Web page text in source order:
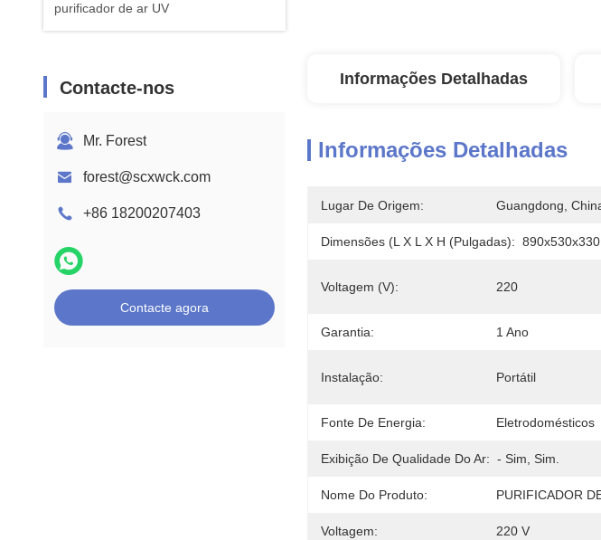
purificador de ar UV
Contacte-nos
Mr. Forest
forest@scxwck.com
+86 18200207403
Contacte agora
Informações Detalhadas
Informações Detalhadas
Lugar De Origem: Guangdong,
Dimensões (L X L X H (pulgadas):
Voltagem (V): 220
Garantia: 1 Ano
Instalação: Portátil
Fonte De Energia: Eletrodomésticos
Exibição De Qualidade Do Ar: - Sim, Sim.
Nome Do Produto: PURIFICADOR
Voltagem: 220 V